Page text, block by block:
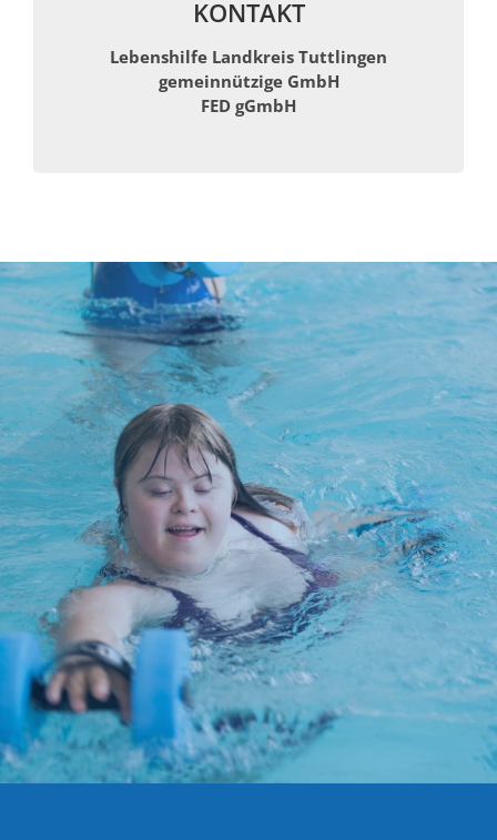
KONTAKT
Lebenshilfe Landkreis Tuttlingen
gemeinnützige GmbH
FED gGmbH